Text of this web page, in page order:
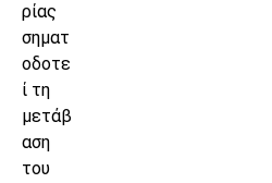
ρίας
σηματ
οδοτε
ί τη
μετάβ
αση
του